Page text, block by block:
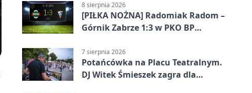
8 sierpnia 2026
[PIŁKA NOŻNA] Radomiak Radom –
Górnik Zabrze 1:3 w PKO BP
dał zabrzanom zwycięstwo
7 sierpnia 2026
Potańcówka na Placu Teatralnym.
DJ Witek Śmieszek zagra dla